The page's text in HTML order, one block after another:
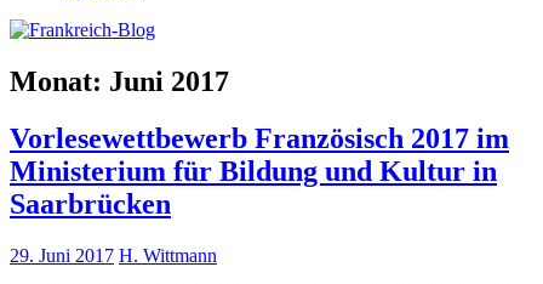
Monat: Juni 2017
Vorlesewettbewerb Französisch 2017 im
Ministerium für Bildung und Kultur in
Saarbrücken
29. Juni 2017 H. Wittmann